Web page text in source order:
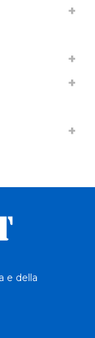
e della